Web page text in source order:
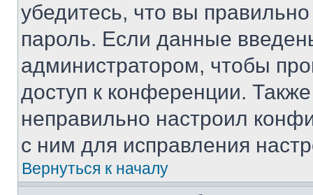
убедитесь, что вы
пароль. Если данные
администратором, чтобы
доступ к конференции.
неправильно настроил
с ним для исправления
Вернуться к началу